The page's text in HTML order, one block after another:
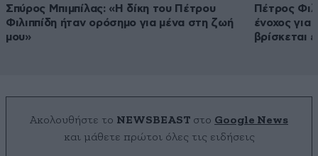
Σπύρος Μπιμπίλας: «Η δίκη του Πέτρου
Φιλιππίδη ήταν ορόσημο για μένα στη ζωή
μου»
Πέτρος
ένοχος για
βρίσκεται
Ακολουθήστε το NEWSBEAST στο Google News
και μάθετε πρώτοι όλες τις ειδήσεις